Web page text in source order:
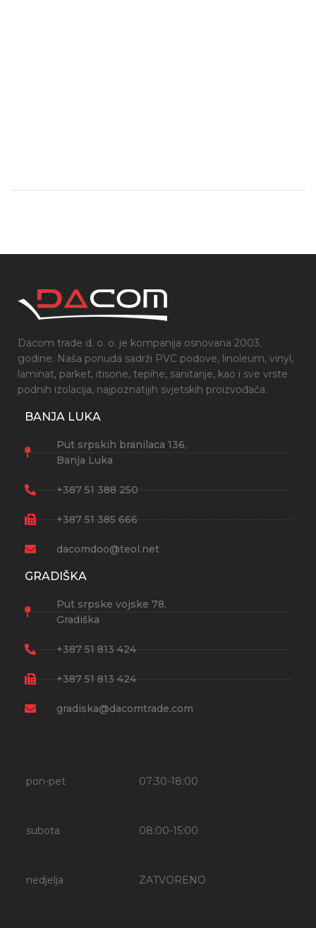
Dacom trade d. o. o. je kompanija osnovana 2003.
godine. Naša ponuda sadrži PVC podove, linoleum, vinyl,
laminat, parket, itisone, tepihe, sanitarije, kao i sve vrste
podnih izolacija, najpoznatijih svjetskih proizvođača.
BANJA LUKA
Put srpskih branilaca 136,
Banja Luka
+387 51 388 250
+387 51 385 666
dacomdoo@teol.net
GRADIŠKA
Put srpske vojske 78,
Gradiška
+387 51 813 424
+387 51 813 424
gradiska@dacomtrade.com
pon-pet 07:30-18:00
subota 08:00-15:00
nedjelja ZATVORENO